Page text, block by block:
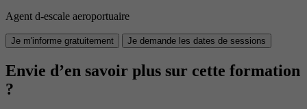
Agent d-escale aeroportuaire
Je m'informe gratuitement Je demande les dates de sessions
Envie d’en savoir plus sur cette formation
?